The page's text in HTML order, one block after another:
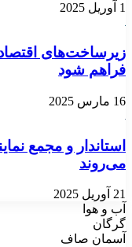
1 آوریل 2025
زیرساخت‌های
فراهم شود
16 مارس 2025
استاندار و مجمع
می‌روند
21 آوریل 2025
آب و هوا
گرگان
آسمان صاف